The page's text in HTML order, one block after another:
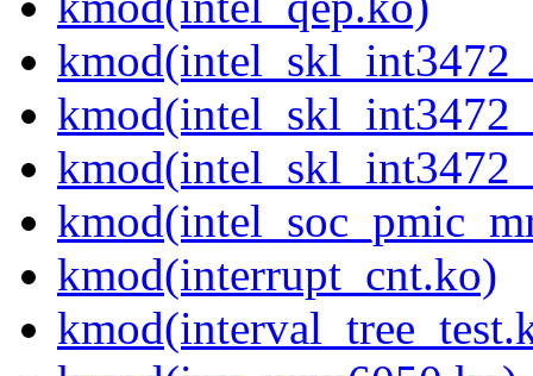
kmod(interrupt_cnt.ko)